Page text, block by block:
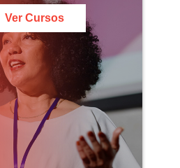
Ver Cursos